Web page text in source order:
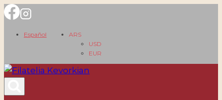
Saltar
contenido
Español
ARS
USD
EUR